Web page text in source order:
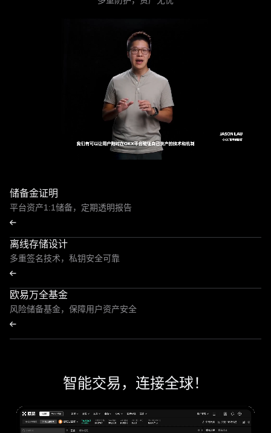
储备金证明
平台资产1:1储备，定期透明报告
离线存储设计
多重签名技术，私钥安全可靠
欧易万全基金
风险储备基金，保障用户资产安全
智能交易，连接全球！